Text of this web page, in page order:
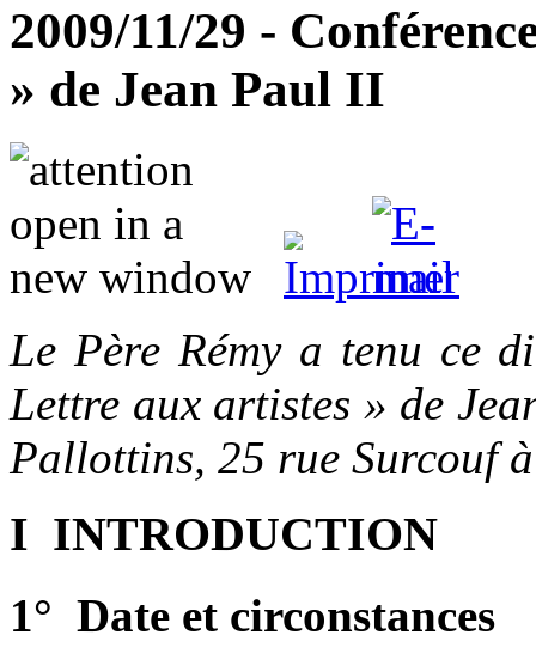
2009/11/29 -
» de Jean Paul II
Le Père Rémy a tenu ce
Lettre aux artistes » de
Pallottins, 25 rue Surcouf
I INTRODUCTION
1° Date et circonstances